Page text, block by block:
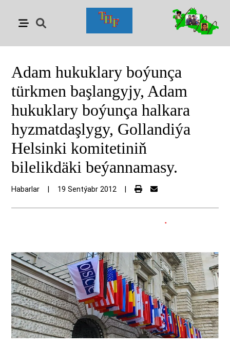
Adam hukuklary boýunça
türkmen başlangyjy, Adam
hukuklary boýunça halkara
hyzmatdaşlygy, Gollandiýa
Helsinki komitetiniň
bilelikdäki beýannamasy.
Habarlar 19 Sentýabr 2012